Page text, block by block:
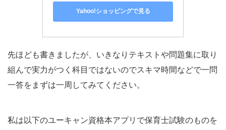
Yahoo!ショッピングで見る
先ほども書きましたが、いきなりテキストや問題集に取り
組んで実力がつく科目ではないのでスキマ時間などで一問
一答をまずは一周してみてください。
私は以下のユーキャン資格本アプリで保育士試験のものを